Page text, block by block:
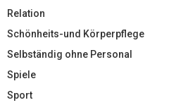
Relation
Schönheits-und Körperpflege
Selbständig ohne Personal
Spiele
Sport